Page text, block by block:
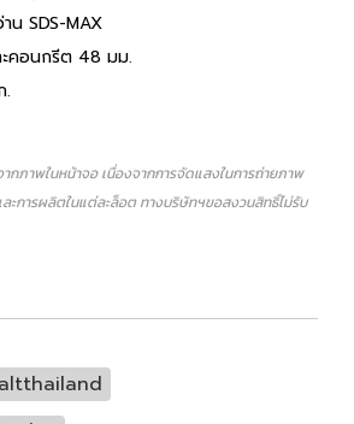
น SDS-MAX
ะคอนกรีต 48 มม.
.
กภาพในหน้าจอ เนื่องจากการจัดแสงในการถ่ายภาพ
ะการผลิตในแต่ละล็อต ทางบริษัทฯขอสงวนสิทธิ์ไม่รับ